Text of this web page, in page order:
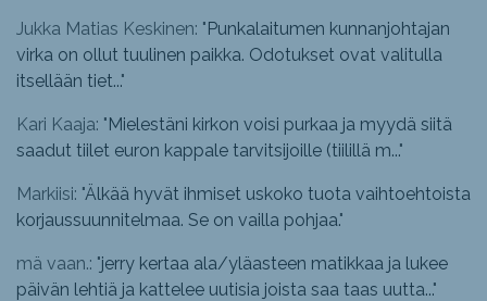
Jukka Matias Keskinen: "Punkalaitumen kunnanjohtajan
virka on ollut tuulinen paikka. Odotukset ovat valitulla
itsellään tiet..."
Kari Kaaja: "Mielestäni kirkon voisi purkaa ja myydä siitä
saadut tiilet euron kappale tarvitsijoille (tiilillä m..."
Markiisi: "Älkää hyvät ihmiset uskoko tuota vaihtoehtoista
korjaussuunnitelmaa. Se on vailla pohjaa."
mä vaan.: "jerry kertaa ala/yläasteen matikkaa ja lukee
päivän lehtiä ja kattelee uutisia joista saa taas uutta..."